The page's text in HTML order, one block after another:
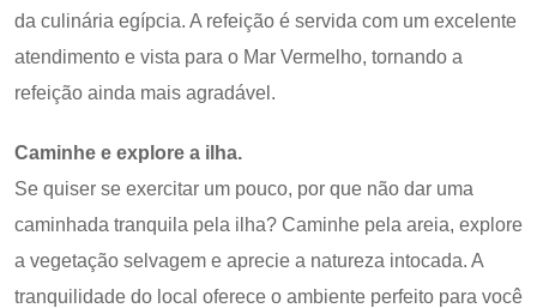
da culinária egípcia. A refeição é servida com um excelente
atendimento e vista para o Mar Vermelho, tornando a
refeição ainda mais agradável.
Caminhe e explore a ilha.
Se quiser se exercitar um pouco, por que não dar uma
caminhada tranquila pela ilha? Caminhe pela areia, explore
a vegetação selvagem e aprecie a natureza intocada. A
tranquilidade do local oferece o ambiente perfeito para você